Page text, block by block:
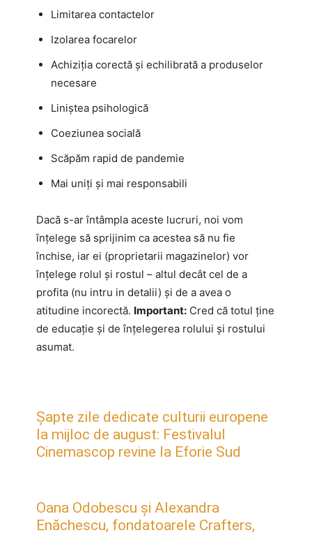
Limitarea contactelor
Izolarea focarelor
Achiziția corectă și echilibrată a produselor
necesare
Liniștea psihologică
Coeziunea socială
Scăpăm rapid de pandemie
Mai uniți și mai responsabili
Dacă s-ar întâmpla aceste lucruri, noi vom
înțelege să sprijinim ca acestea să nu fie
închise, iar ei (proprietarii magazinelor) vor
înțelege rolul și rostul – altul decât cel de a
profita (nu intru in detalii) și de a avea o
atitudine incorectă. Important: Cred că totul ține
de educație și de înțelegerea rolului și rostului
asumat.
Șapte zile dedicate culturii europene
la mijloc de august: Festivalul
Cinemascop revine la Eforie Sud
Oana Odobescu și Alexandra
Enăchescu, fondatoarele Crafters,